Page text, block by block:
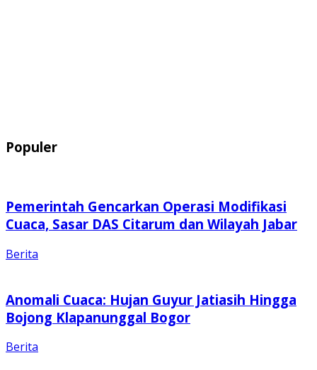
Populer
Pemerintah Gencarkan Operasi Modifikasi
Cuaca, Sasar DAS Citarum dan Wilayah Jabar
Berita
Anomali Cuaca: Hujan Guyur Jatiasih Hingga
Bojong Klapanunggal Bogor
Berita